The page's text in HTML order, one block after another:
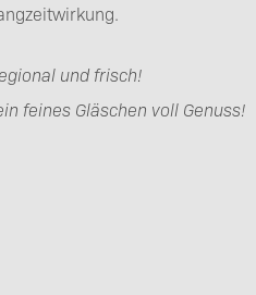
und frisch!
feines Gläschen voll Genuss!